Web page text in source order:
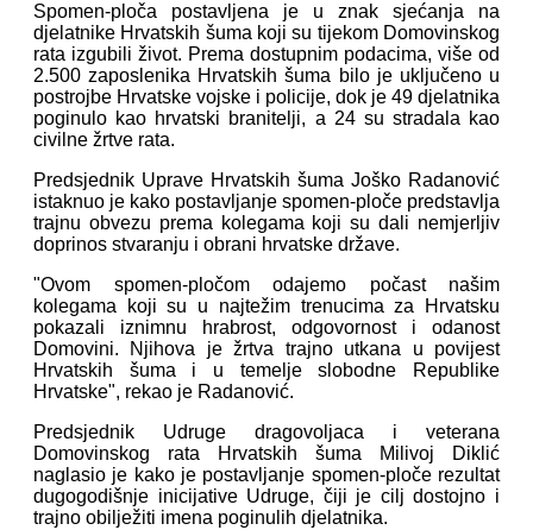
Spomen-ploča postavljena je u znak sjećanja na
djelatnike Hrvatskih šuma koji su tijekom Domovinskog
rata izgubili život. Prema dostupnim podacima, više od
2.500 zaposlenika Hrvatskih šuma bilo je uključeno u
postrojbe Hrvatske vojske i policije, dok je 49 djelatnika
poginulo kao hrvatski branitelji, a 24 su stradala kao
civilne žrtve rata.
Predsjednik Uprave Hrvatskih šuma Joško Radanović
istaknuo je kako postavljanje spomen-ploče predstavlja
trajnu obvezu prema kolegama koji su dali nemjerljiv
doprinos stvaranju i obrani hrvatske države.
"Ovom spomen-pločom odajemo počast našim
kolegama koji su u najtežim trenucima za Hrvatsku
pokazali iznimnu hrabrost, odgovornost i odanost
Domovini. Njihova je žrtva trajno utkana u povijest
Hrvatskih šuma i u temelje slobodne Republike
Hrvatske", rekao je Radanović.
Predsjednik Udruge dragovoljaca i veterana
Domovinskog rata Hrvatskih šuma Milivoj Diklić
naglasio je kako je postavljanje spomen-ploče rezultat
dugogodišnje inicijative Udruge, čiji je cilj dostojno i
trajno obilježiti imena poginulih djelatnika.